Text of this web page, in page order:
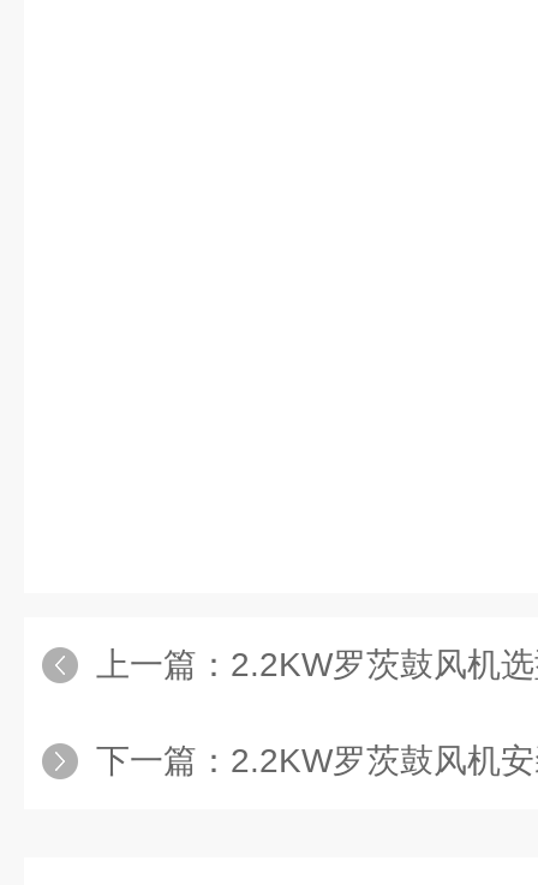
上一篇： 2.2KW罗茨鼓风机
下一篇： 2.2KW罗茨鼓风机